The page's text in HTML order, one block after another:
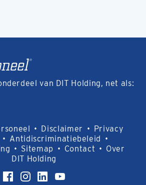
van DIT Holding, net als:
• Disclaimer • Privacy
• Antidiscriminatiebeleid •
• Sitemap • Contact • Over
DIT Holding